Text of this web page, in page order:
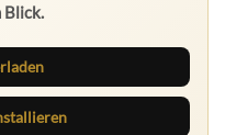
Blick.